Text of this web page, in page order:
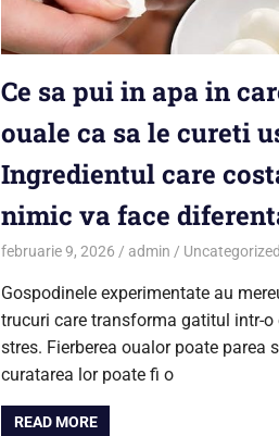
Ce sa pui in apa in
ouale ca sa le cureti
Ingredientul care
nimic va face
februarie 9, 2026 admin Uncategorized
Gospodinele experimentate au
trucuri care transforma gatitul intr-o
stres. Fierberea oualor poate parea
curatarea lor poate fi o
READ MORE